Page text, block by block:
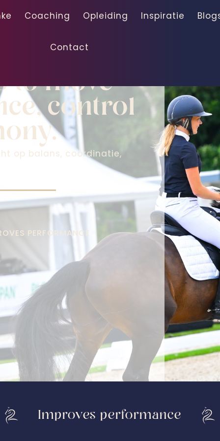
Coaching Opleiding Inspiratie
Contact
to move
control
op balans, coördinatie,
PERFORMANCE
Improves performance